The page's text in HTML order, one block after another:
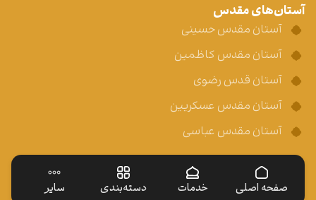
صفحه اصلی خدمات دسته‌بندی سایر
آستان‌های مقدس
آستان مقدس حسینی
آستان مقدس کاظمین
آستان قدس رضوی
آستان مقدس عسکریین
آستان مقدس عباسی